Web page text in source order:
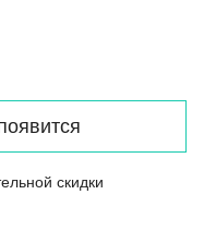
скидки